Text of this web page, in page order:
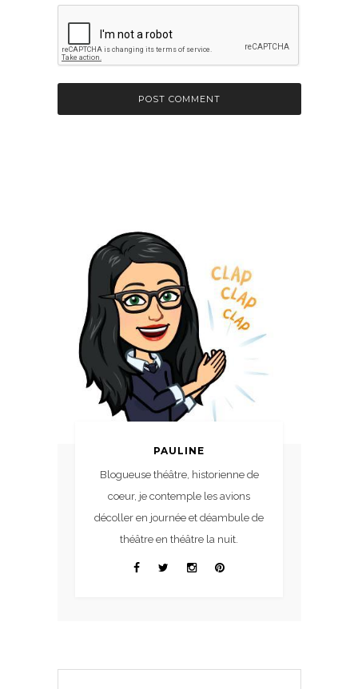
PAULINE
Blogueuse théâtre, historienne de
coeur, je contemple les avions
décoller en journée et déambule de
théâtre en théâtre la nuit.